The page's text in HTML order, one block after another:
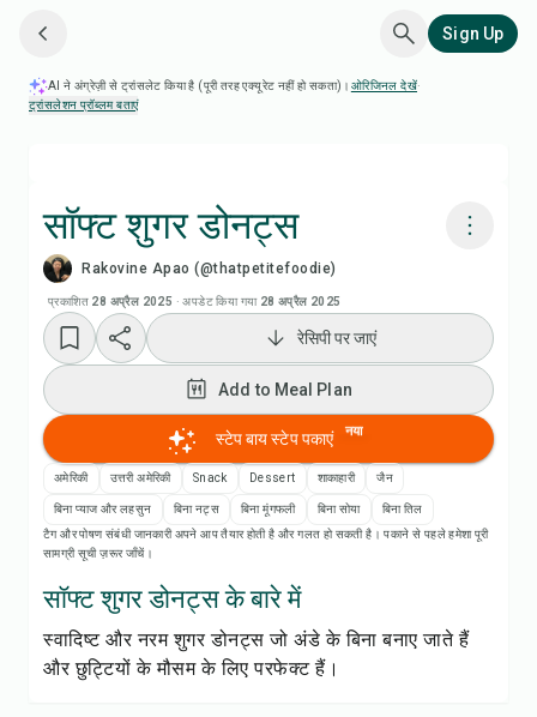
Sign Up
AI ने अंग्रेज़ी से ट्रांसलेट किया है (पूरी तरह एक्यूरेट नहीं हो सकता)। ओरिजिनल देखें·
ट्रांसलेशन प्रॉब्लम बताएं
सॉफ्ट शुगर डोनट्स
Rakovine Apao (@thatpetitefoodie)
प्रकाशित 28 अप्रैल 2025 ·अपडेट किया गया 28 अप्रैल 2025
रेसिपी वीडियो देखें
Add to Meal Plan
Add to Shopping List
रेसिपी नोट्स
रेसिपी प्रिंट करें
सेव करें
रेसिपी पर जाएं
Add to Meal Plan
स्टेप बाय स्टेप पकाएं नया
अमेरिकी उत्तरी अमेरिकी Snack Dessert शाकाहारी जैन
बिना प्याज और लहसुन बिना नट्स बिना मूंगफली बिना सोया
बिना तिल
टैग और पोषण संबंधी जानकारी अपने आप तैयार होती है और गलत हो सकती है। पकाने से पहले हमेशा पूरी
सामग्री सूची ज़रूर जाँचें।
सॉफ्ट शुगर डोनट्स के बारे में
स्वादिष्ट और नरम शुगर डोनट्स जो अंडे के बिना बनाए जाते हैं
और छुट्टियों के मौसम के लिए परफेक्ट हैं।